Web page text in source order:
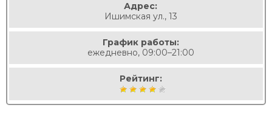
Адрес:
Ишимская ул., 13
График работы:
ежедневно, 09:00–21:00
Рейтинг: